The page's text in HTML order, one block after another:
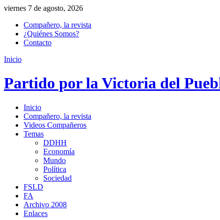
viernes 7 de agosto, 2026
Compañero, la revista
¿Quiénes Somos?
Contacto
Inicio
Partido por la Victoria del
Inicio
Compañero, la revista
Videos Compañeros
Temas
DDHH
Economía
Mundo
Política
Sociedad
FSLD
FA
Archivo 2008
Enlaces